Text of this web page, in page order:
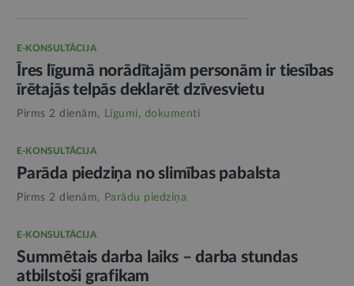
E-KONSULTĀCIJA
Īres līgumā norādītajām personām ir tiesības
īrētajās telpās deklarēt dzīvesvietu
Pirms 2 dienām, Līgumi, dokumenti
E-KONSULTĀCIJA
Parāda piedziņa no slimības pabalsta
Pirms 2 dienām, Parādu piedziņa
E-KONSULTĀCIJA
Summētais darba laiks – darba stundas
atbilstoši grafikam